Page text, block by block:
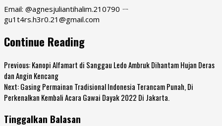
Email: @agnesjuliantihalim.210790 ㄧ
gu1t4rs.h3r0.21@gmail.com
Continue Reading
Previous:Kanopi Alfamart di Sanggau Ledo Ambruk Dihantam Hujan Deras
dan Angin Kencang
Next:Gasing Permainan Tradisional Indonesia Terancam Punah, Di
Perkenalkan Kembali Acara Gawai Dayak 2022 Di Jakarta.
Tinggalkan Balasan